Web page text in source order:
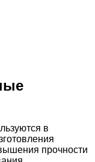
в
прочности